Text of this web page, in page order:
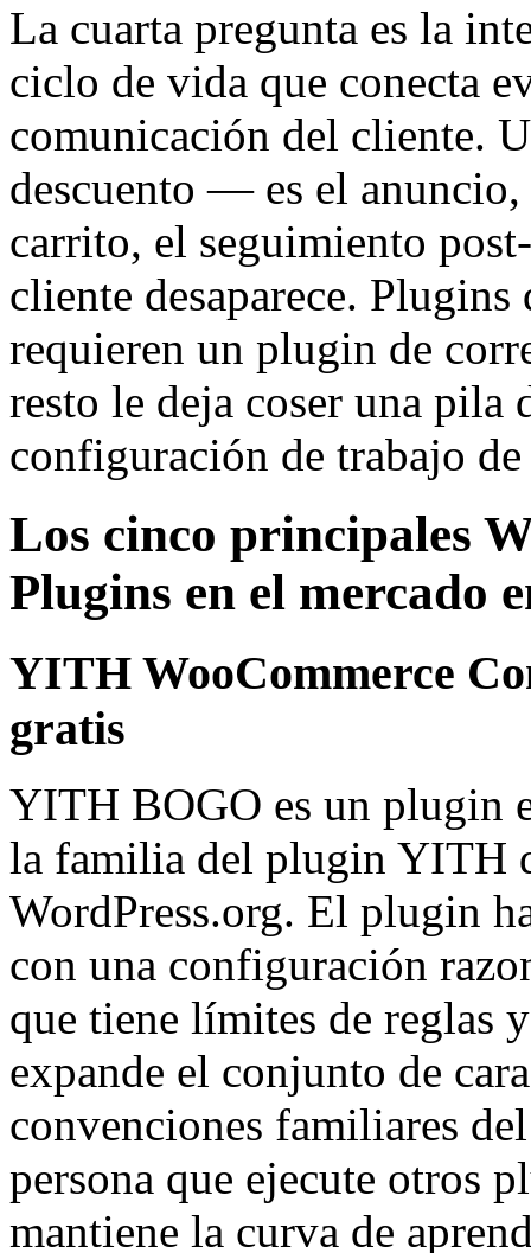
La cuarta pregunta es la
ciclo de vida que conecta
comunicación del cliente.
descuento — es el
carrito, el seguimiento
cliente desaparece.
requieren un plugin de
resto le deja coser una pila
configuración de trabajo
Los cinco principales
Plugins en el mercado
YITH WooCommerce
gratis
YITH BOGO es un plugin
la familia del plugin YITH
WordPress.org. El plugin
con una configuración
que tiene límites de reglas
expande el conjunto de
convenciones familiares
persona que ejecute otros
mantiene la curva de